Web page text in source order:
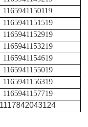
1165941150119
1165941151519
1165941152919
1165941153219
1165941154619
1165941155019
1165941156319
1165941157719
1117842043124